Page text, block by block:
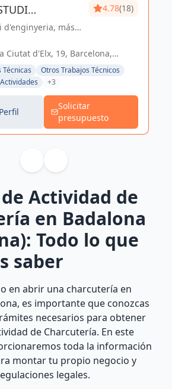
S.L.
d'enginyeria, más
e Ingeniería con
4.78(18)
Ciutat d'Elx, 19, Barcelona,
Otros Trabajos Técnicos
+3
Solicitar
presupuesto
Actividad de
en Badalona
Todo lo que
saber
en abrir una charcutería en
es importante que conozcas
necesarios para obtener
de Charcutería. En este
toda la información
montar tu propio negocio y
legales.